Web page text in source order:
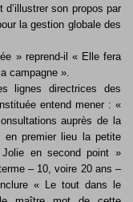
son propos par
la gestion globale des
» reprend-il « Elle fera
campagne ».
lignes directrices des
entend mener : «
auprès de la
en premier lieu la petite
en second point »
– 10, voire 20 ans –
« Le tout dans le